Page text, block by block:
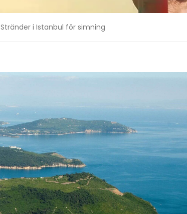
Stränder i Istanbul för simning